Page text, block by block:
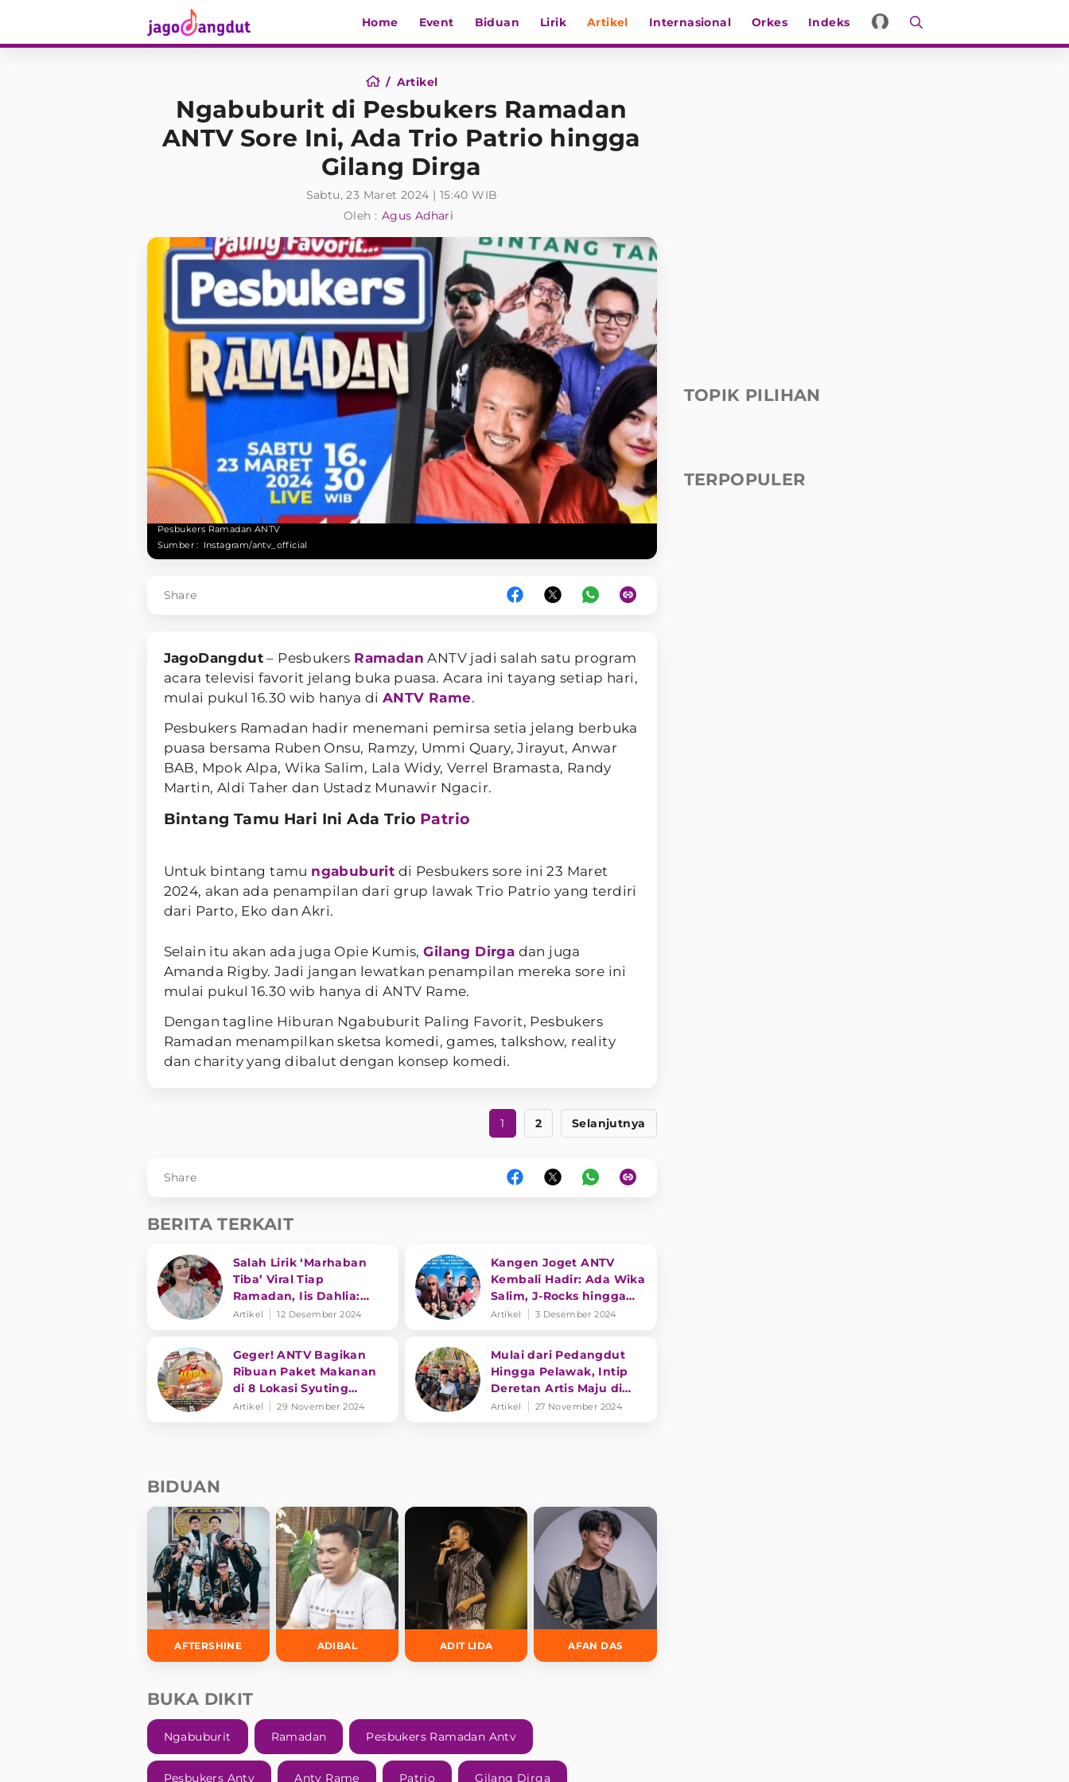
Home Event Biduan Lirik Artikel Internasional Orkes Indeks
Artikel
Ngabuburit di Pesbukers Ramadan
ANTV Sore Ini, Ada Trio Patrio hingga
Gilang Dirga
Sabtu, 23 Maret 2024 | 15:40 WIB
Oleh : Agus Adhari
Pesbukers Ramadan ANTV
Sumber : Instagram/antv_official
Share
JagoDangdut– Pesbukers Ramadan ANTV jadi salah satu program
acara televisi favorit jelang buka puasa. Acara ini tayang setiap hari,
mulai pukul 16.30 wib hanya di ANTV Rame.
Pesbukers Ramadan hadir menemani pemirsa setia jelang berbuka
puasa bersama Ruben Onsu, Ramzy, Ummi Quary, Jirayut, Anwar
BAB, Mpok Alpa, Wika Salim, Lala Widy, Verrel Bramasta, Randy
Martin, Aldi Taher dan Ustadz Munawir Ngacir.
Bintang Tamu Hari Ini Ada Trio Patrio
Untuk bintang tamu ngabuburit di Pesbukers sore ini 23 Maret
2024, akan ada penampilan dari grup lawak Trio Patrio yang terdiri
dari Parto, Eko dan Akri.
Selain itu akan ada juga Opie Kumis,Gilang Dirga dan juga
Amanda Rigby. Jadi jangan lewatkan penampilan mereka sore ini
mulai pukul 16.30 wib hanya di ANTV Rame.
Dengan tagline Hiburan Ngabuburit Paling Favorit, Pesbukers
Ramadan menampilkan sketsa komedi, games, talkshow, reality
dan charity yang dibalut dengan konsep komedi.
1 2 Selanjutnya
Share
BERITA TERKAIT
Salah Lirik ‘Marhaban
Tiba’ Viral Tiap
Ramadan, Iis Dahlia:
Semua Penyanyi Pasti
Artikel 12 Desember 2024
Kangen Joget ANTV
Kembali Hadir: Ada Wika
Salim, J-Rocks hingga
Duo Anggrek! Catat
Artikel 3 Desember 2024
Geger! ANTV Bagikan
Ribuan Paket Makanan
di 8 Lokasi Syuting
Masak Besar Bersama
Artikel 29 November 2024
Mulai dari Pedangdut
Hingga Pelawak, Intip
Deretan Artis Maju di
Pilkada 2024
Artikel 27 November 2024
BIDUAN
AFTERSHINE ADIBAL ADIT LIDA AFAN DA5
BUKA DIKIT
Ngabuburit Ramadan Pesbukers Ramadan Antv
Pesbukers Antv Antv Rame Patrio Gilang Dirga
TOPIK PILIHAN
TERPOPULER